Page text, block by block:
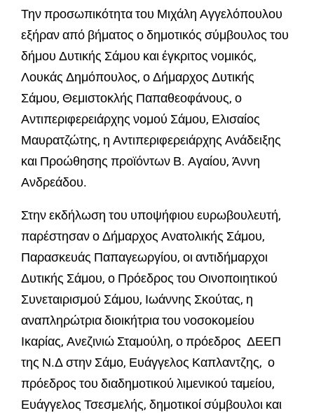
Την προσωπικότητα του Μιχάλη Αγγελόπουλου
εξήραν από βήματος ο δημοτικός σύμβουλος του
δήμου Δυτικής Σάμου και έγκριτος νομικός,
Λουκάς Δημόπουλος, ο Δήμαρχος Δυτικής
Σάμου, Θεμιστοκλής Παπαθεοφάνους, ο
Αντιπεριφερειάρχης νομού Σάμου, Ελισαίος
Μαυρατζώτης, η Αντιπεριφερειάρχης Ανάδειξης
και Προώθησης προϊόντων Β. Αγαίου, Άννη
Ανδρεάδου.
Στην εκδήλωση του υποψήφιου ευρωβουλευτή,
παρέστησαν ο Δήμαρχος Ανατολικής Σάμου,
Παρασκευάς Παπαγεωργίου, οι αντιδήμαρχοι
Δυτικής Σάμου, ο Πρόεδρος του Οινοποιητικού
Συνεταιρισμού Σάμου, Ιωάννης Σκούτας, η
αναπληρώτρια διοικήτρια του νοσοκομείου
Ικαρίας, Ανεζινιώ Σταμούλη, ο πρόεδρος ΔΕΕΠ
της Ν.Δ στην Σάμο, Ευάγγελος Καπλαντζης, ο
πρόεδρος του διαδημοτικού λιμενικού ταμείου,
Ευάγγελος Τσεσμελής, δημοτικοί σύμβουλοι και